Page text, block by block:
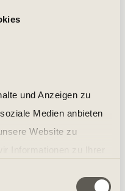
und Anzeigen zu
Medien anbieten
Website zu
weiter. Unsere